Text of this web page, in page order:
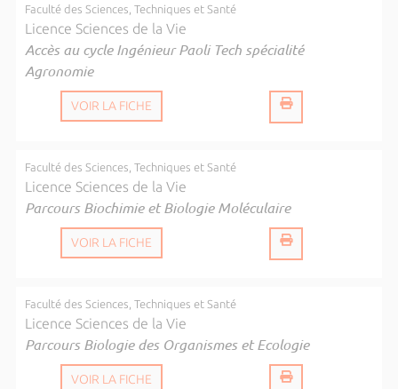
Faculté des Sciences, Techniques et Santé
Licence Sciences de la Vie
Accès au cycle Ingénieur Paoli Tech spécialité
Agronomie
VOIR LA FICHE
Faculté des Sciences, Techniques et Santé
Licence Sciences de la Vie
Parcours Biochimie et Biologie Moléculaire
VOIR LA FICHE
Faculté des Sciences, Techniques et Santé
Licence Sciences de la Vie
Parcours Biologie des Organismes et Ecologie
VOIR LA FICHE